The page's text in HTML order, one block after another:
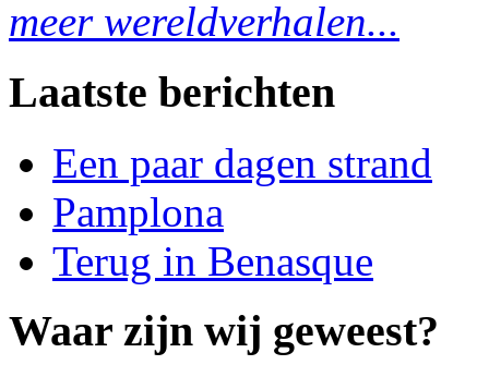
meer wereldverhalen...
Laatste berichten
Een paar dagen strand
Pamplona
Terug in Benasque
Waar zijn wij geweest?